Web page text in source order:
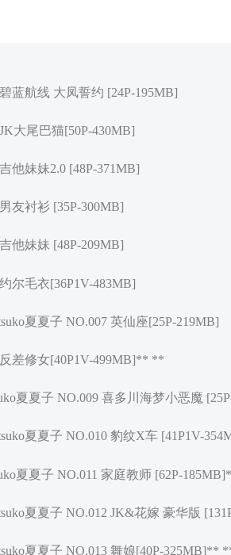
蓝航线 大凤誓约 [24P-195MB]
大尾巴猫[50P-430MB]
他妹妹2.0 [48P-371MB]
友衬衫 [35P-300MB]
他妹妹 [48P-209MB]
尔毛衣[36P1V-483MB]
夏夏子 NO.007 英仙座[25P-219MB]
差修女[40P1V-499MB]** **
夏夏子 NO.009 喜多川海梦小恶魔
夏夏子 NO.010 豹纹X车 [41P1V-
夏夏子 NO.011 家庭教师 [62P-
夏夏子 NO.012 JK&花嫁 豪华版
夏夏子 NO.013 舞娘[40P-325MB]**